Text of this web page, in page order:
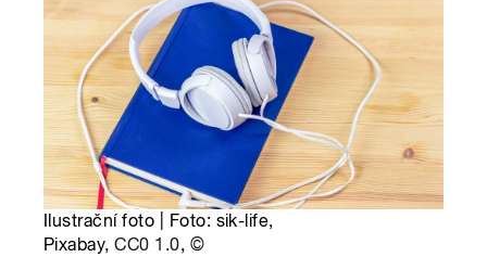
Ilustrační foto | Foto: sik-life,
Pixabay,CC0 1.0, ©